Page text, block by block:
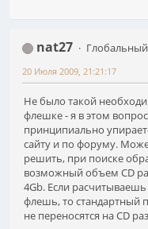
nat27
20 Июля 2009, 21:21:17
Не было такой
флешке - я в этом
принципиально
сайту и по форуму.
решить, при поиске
возможный объем CD
4Gb. Если
флешь, то стандартный
не переносятся на CD